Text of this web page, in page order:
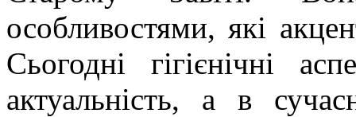
особливостями, які
Сьогодні гігієнічні
актуальність, а в